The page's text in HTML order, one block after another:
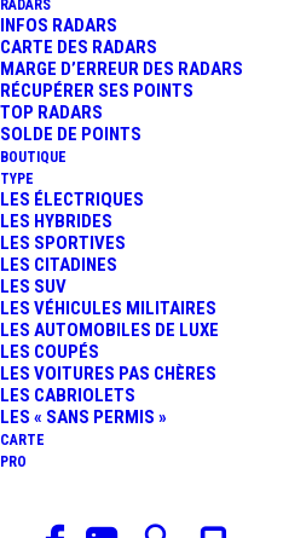
RADARS
INFOS RADARS
CARTE DES RADARS
MARGE D’ERREUR DES RADARS
RÉCUPÉRER SES POINTS
TOP RADARS
SOLDE DE POINTS
BOUTIQUE
TYPE
LES ÉLECTRIQUES
LES HYBRIDES
LES SPORTIVES
LES CITADINES
LES SUV
LES VÉHICULES MILITAIRES
LES AUTOMOBILES DE LUXE
LES COUPÉS
LES VOITURES PAS CHÈRES
LES CABRIOLETS
LES « SANS PERMIS »
CARTE
PRO
4 Minutes
Skoda dévoile les